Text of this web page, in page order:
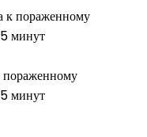
пораженному
минут